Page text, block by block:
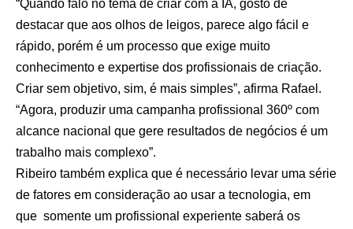
“Quando falo no tema de criar com a IA, gosto de
destacar que aos olhos de leigos, parece algo fácil e
rápido, porém é um processo que exige muito
conhecimento e expertise dos profissionais de criação.
Criar sem objetivo, sim, é mais simples”, afirma Rafael.
“Agora, produzir uma campanha profissional 360º com
alcance nacional que gere resultados de negócios é um
trabalho mais complexo”.
Ribeiro também explica que é necessário levar uma série
de fatores em consideração ao usar a tecnologia, em
que somente um profissional experiente saberá os